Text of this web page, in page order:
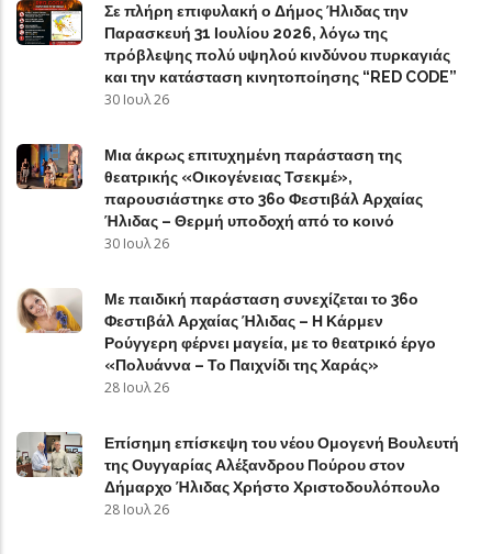
Σε πλήρη επιφυλακή ο Δήμος Ήλιδας την
Παρασκευή 31 Ιουλίου 2026, λόγω της
πρόβλεψης πολύ υψηλού κινδύνου πυρκαγιάς
και την κατάσταση κινητοποίησης “RED CODE”
30 Ιουλ 26
Μια άκρως επιτυχημένη παράσταση της
θεατρικής «Οικογένειας Τσεκμέ»,
παρουσιάστηκε στο 36ο Φεστιβάλ Αρχαίας
Ήλιδας – Θερμή υποδοχή από το κοινό
30 Ιουλ 26
Με παιδική παράσταση συνεχίζεται το 36ο
Φεστιβάλ Αρχαίας Ήλιδας – Η Κάρμεν
Ρούγγερη φέρνει μαγεία, με το θεατρικό έργο
«Πολυάννα – Το Παιχνίδι της Χαράς»
28 Ιουλ 26
Επίσημη επίσκεψη του νέου Ομογενή Βουλευτή
της Ουγγαρίας Αλέξανδρου Πούρου στον
Δήμαρχο Ήλιδας Χρήστο Χριστοδουλόπουλο
28 Ιουλ 26